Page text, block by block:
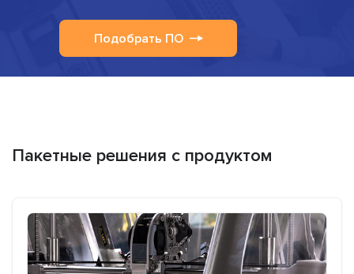
Подобрать ПО
Пакетные решения с продуктом